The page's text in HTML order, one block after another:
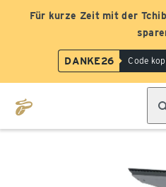
Für kurze Zeit mit der
DANKE26 Code